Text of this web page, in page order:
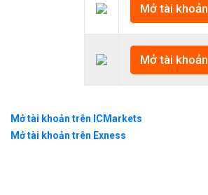
Mở tài khoản
Mở tài khoản
Mở tài khoản trên ICMarkets
Mở tài khoản trên Exness